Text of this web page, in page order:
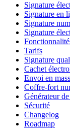
Signature
Signature en
Signature
Signature
Tarifs
Signature
Cachet
Envoi en
Coffre-fort
Générateur
Sécurité
Changelog
Roadmap